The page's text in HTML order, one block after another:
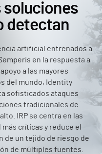
soluciones
detectan
artificial entrenados a
en la respuesta a
a las mayores
del mundo, Identity
sofisticados ataques
tradicionales de
IRP se centra en las
críticas y reduce el
de un tejido de riesgo de
de múltiples fuentes.